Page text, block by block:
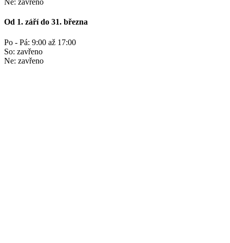
Ne: zavřeno
Od 1. září do 31. března
Po - Pá: 9:00 až 17:00
So: zavřeno
Ne: zavřeno